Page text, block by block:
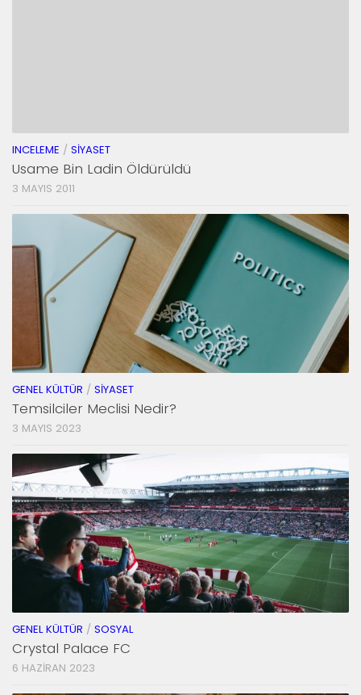
INCELEME / SIYASET
Usame Bin Ladin Öldürüldü
3 MAYIS 2011
GENEL KÜLTÜR / SIYASET
Temsilciler Meclisi Nedir?
3 MAYIS 2023
GENEL KÜLTÜR / SOSYAL
Crystal Palace FC
6 HAZIRAN 2023